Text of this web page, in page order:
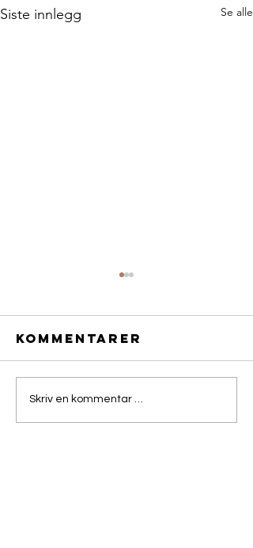
Siste innlegg Se alle
Bluestrain-
uke 32
Kommentarer
Skriv en kommentar …